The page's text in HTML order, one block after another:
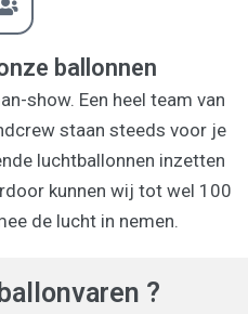
ballonnen
show. Een heel team van
staan steeds voor je
luchtballonnen inzetten
kunnen wij tot wel 100
de lucht in nemen.
?